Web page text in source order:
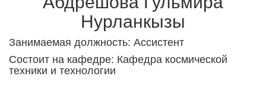
Нурланкызы
Занимаемая должность: Ассистент
Состоит на кафедре: Кафедра космической
техники и технологии